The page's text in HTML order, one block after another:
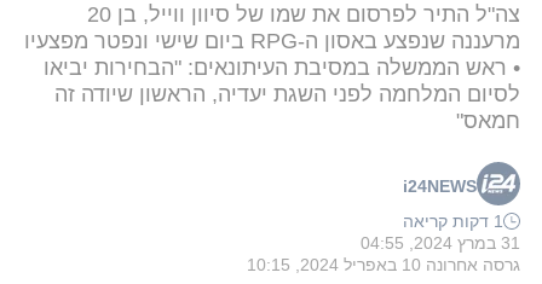
צה"ל התיר לפרסום את שמו של סיוון ווייל, בן 20
מרעננה שנפצע באסון ה-RPG ביום שישי ונפטר מפצעיו
• ראש הממשלה במסיבת העיתונאים: "הבחירות יביאו
לסיום המלחמה לפני השגת יעדיה, הראשון שיודה זה
חמאס"
i24NEWS
1 דקות קריאה
31 במרץ 2024, 04:55
גרסה אחרונה 10 באפריל 2024, 10:15